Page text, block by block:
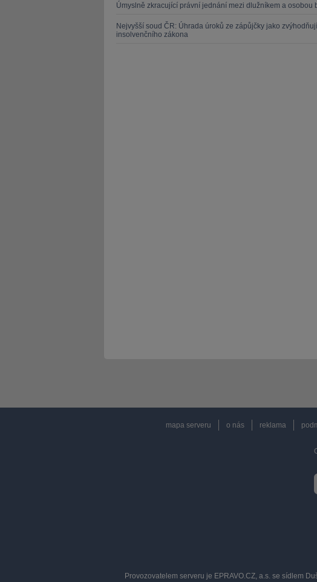
Úmyslně zkracující právní jednání mezi dlužníkem a osobou
Nejvyšší soud ČR: Úhrada úroků ze zápůjčky jako
insolvenčního zákona
mapa serveru o nás reklama
Provozovatelem serveru je EPRAVO.CZ, a.s. se sídlem